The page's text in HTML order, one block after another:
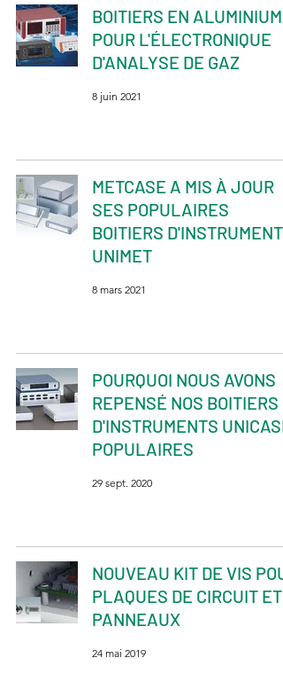
BOITIERS EN ALUMINIUM
POUR L'ÉLECTRONIQUE
D'ANALYSE DE GAZ
8 juin 2021
METCASE A MIS À JOUR
SES POPULAIRES
BOITIERS D'INSTRUMENTS
UNIMET
8 mars 2021
POURQUOI NOUS AVONS
REPENSÉ NOS BOITIERS
D'INSTRUMENTS UNICASE
POPULAIRES
29 sept. 2020
NOUVEAU KIT DE VIS
PLAQUES DE CIRCUIT ET
PANNEAUX
24 mai 2019